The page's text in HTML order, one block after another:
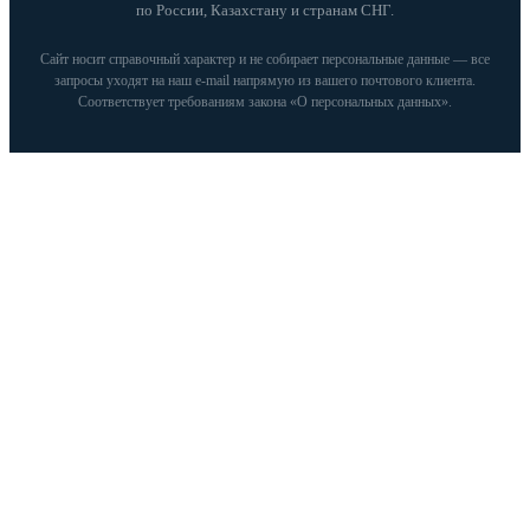
по России, Казахстану и странам СНГ.
Сайт носит справочный характер и не собирает персональные данные — все
запросы уходят на наш e‑mail напрямую из вашего почтового клиента.
Соответствует требованиям закона «О персональных данных».